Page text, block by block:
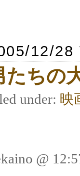
12/28
たちの
under: 映
@